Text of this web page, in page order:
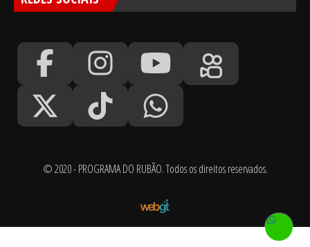
© 2020 - PROGRAMA DO RUBÃO. Todos os direitos reservados.